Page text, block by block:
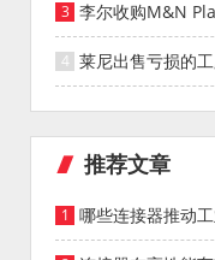
李尔收购M&N
统业务
莱尼出售亏损的
投资者
推荐文章
哪些连接器推动